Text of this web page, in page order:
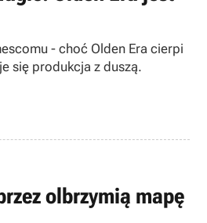
- choć Olden Era cierpi
się produkcja z duszą.
olbrzymią mapę